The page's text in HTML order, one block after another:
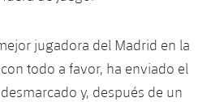
jugadora del Madrid en la
todo a favor, ha enviado el
y, después de un